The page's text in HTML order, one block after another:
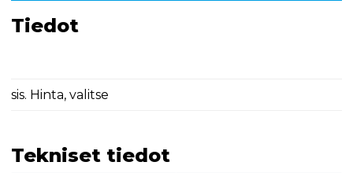
Tiedot
sis. Hinta, valitse
Tekniset tiedot